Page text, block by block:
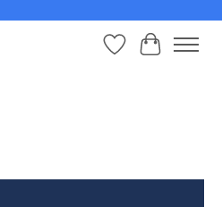
Verlanglijst